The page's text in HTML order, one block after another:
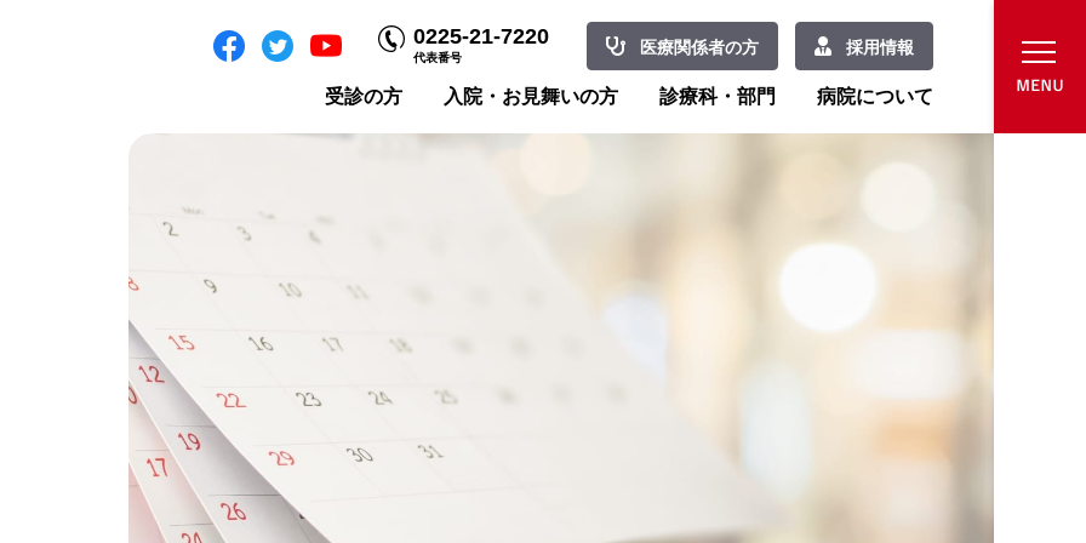
0225-21-7220
代表番号
医療関係者の方 採用情報
受診の方 入院・お見舞いの方 診療科・部門 病院について